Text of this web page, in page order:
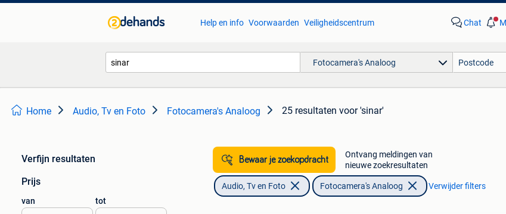
Help en info Voorwaarden Veiligheidscentrum Chat
Fotocamera's Analoog
Home Audio, Tv en Foto Fotocamera's Analoog 25 resultaten voor 'sinar'
Verfijn resultaten
Prijs
van tot
Bewaar je zoekopdracht
Ontvang meldingen van
nieuwe zoekresultaten
Audio, Tv en Foto Fotocamera's Analoog Verwijder filters